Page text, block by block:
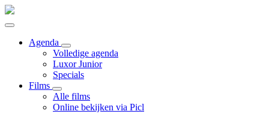
Agenda
Volledige agenda
Luxor Junior
Specials
Films
Alle films
Online bekijken via Picl